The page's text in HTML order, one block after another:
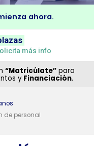
ahora.
más info
“Matricúlate” para
y Financiación.
de personal